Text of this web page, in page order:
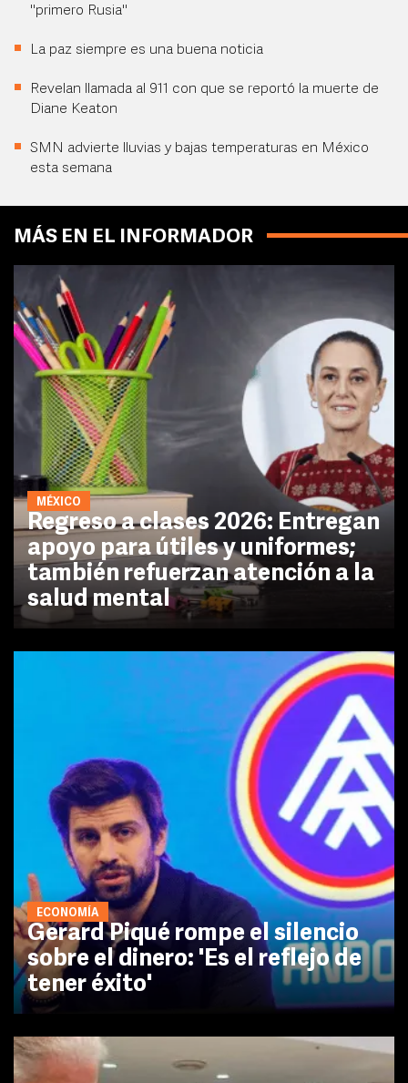
"primero Rusia"
La paz siempre es una buena noticia
Revelan llamada al 911 con que se reportó la muerte de
Diane Keaton
SMN advierte lluvias y bajas temperaturas en México
esta semana
MÁS EN EL INFORMADOR
MÉXICO
Regreso a clases 2026: Entregan
apoyo para útiles y uniformes;
también refuerzan atención a la
salud mental
ECONOMÍA
Gerard Piqué rompe el silencio
sobre el dinero: 'Es el reflejo de
tener éxito'